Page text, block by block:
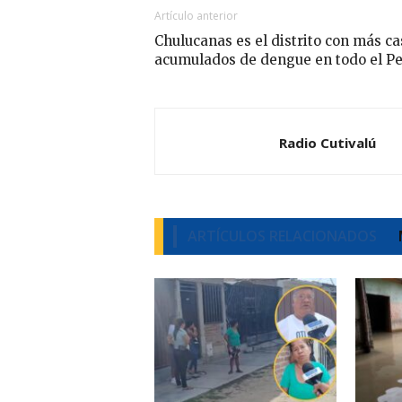
Artículo anterior
Chulucanas es el distrito con más
acumulados de dengue en todo el
Radio Cutivalú
ARTÍCULOS RELACIONADOS